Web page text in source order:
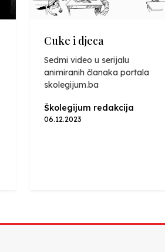
Cuke i djeca
Sedmi video u serijalu
animiranih članaka portala
skolegijum.ba
Školegijum redakcija
06.12.2023